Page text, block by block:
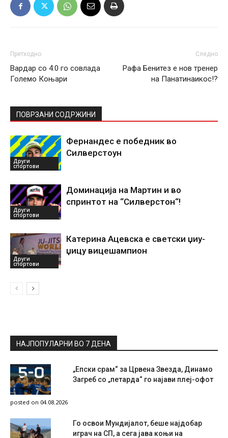
Претходно
Вардар со 4:0 го совлада
Големо Коњари
Следно
Рафа Бенитез е нов тренер
на Панатинаикос!?
ПОВРЗАНИ СОДРЖИНИ
Други
спортови
Фернандес е победник во
Силверстоун
Други
спортови
Доминација на Мартин и во
спринтот на “Силверстон“!
Други
спортови
Катерина Ацевска е светски џиу-
џицу вицешампион
НАЈПОПУЛАРНИ ВО 7 ДЕНА
„Епски срам“ за Црвена Звезда, Динамо
Загреб со „петарда“ го најави плеј-офот
posted on 04.08.2026
Го освои Мундијалот, беше најдобар
играч на СП, а сега јава коњи на